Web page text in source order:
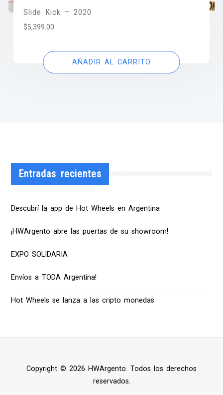
Slide Kick – 2020
$5,399.00
AÑADIR AL CARRITO
Entradas recientes
Descubrí la app de Hot Wheels en Argentina
¡HWArgento abre las puertas de su showroom!
EXPO SOLIDARIA
Envíos a TODA Argentina!
Hot Wheels se lanza a las cripto monedas
Copyright © 2026 HWArgento. Todos los derechos
reservados.